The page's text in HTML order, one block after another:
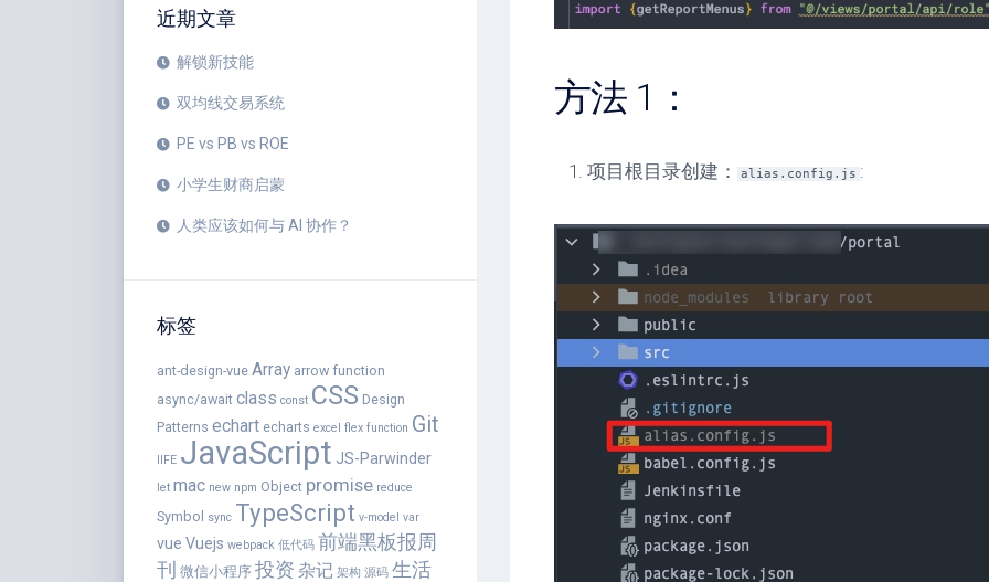
近期文章
解锁新技能
双均线交易系统
PE vs PB vs ROE
小学生财商启蒙
人类应该如何与 AI 协作？
标签
ant-design-vue Array arrow function
async/await class const CSS Design
Patterns echart echarts excel flex function Git
IIFE JavaScript JS-Parwinder
let mac new npm Object promise reduce
Symbol sync TypeScript v-model var
vue Vuejs webpack 低代码 前端黑板报周
刊 微信小程序 投资 杂记 架构 源码 生活
方法 1：
项目根目录创建： alias.config.js :